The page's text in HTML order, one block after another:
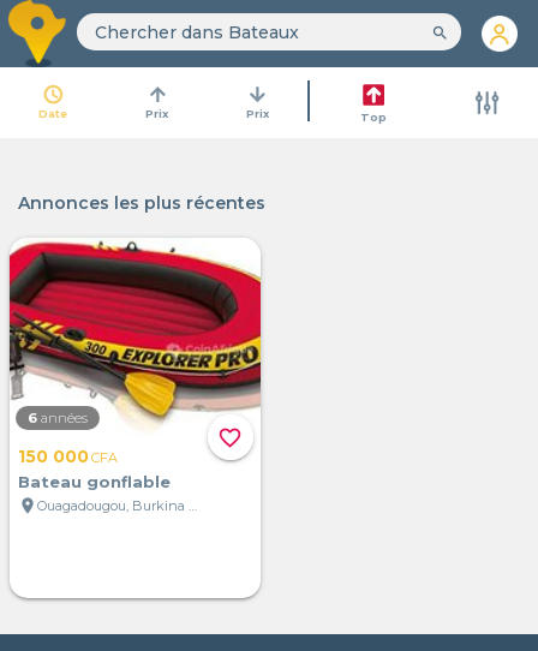
search
access_time
Date
arrow_upward
Prix
arrow_downward
Prix Top
Annonces les plus récentes
favorite_border
6 années
150 000CFA
Bateau gonflable
location_on
Ouagadougou, Burkina Faso